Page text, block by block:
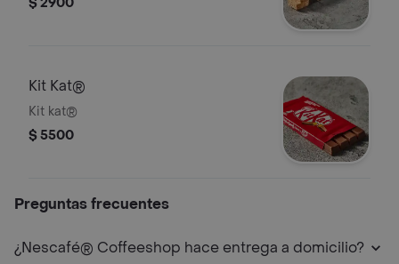
Kit Kat®
Kit kat®
$ 5500
Preguntas frecuentes
¿Nescafé® Coffeeshop hace entrega a domicilio?